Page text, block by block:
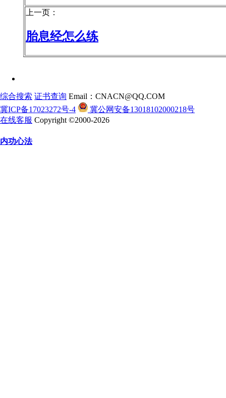
上一页：
胎息经怎么练
综合搜索 证书查询 Email：CNACN@QQ.COM
冀ICP备17023272号-4
冀公网安备13018102000218号
在线客服 Copyright ©2000-2026
内功心法